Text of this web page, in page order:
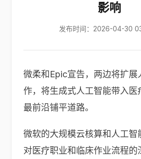
影响
发布时间：2026-04-30
微柔和Epic宣告，两边将扩展
作，将生成式人工智能带入医
最前沿铺平道路。
微软的大规模云核算和人工智
对医疗职业和临床作业流程的